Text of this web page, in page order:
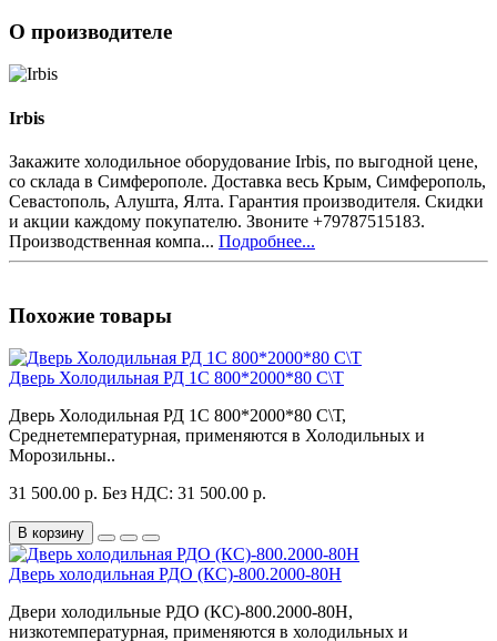
О производителе
Irbis
Закажите холодильное оборудование Irbis, по выгодной цене,
со склада в Симферополе. Доставка весь Крым, Симферополь,
Севастополь, Алушта, Ялта. Гарантия производителя. Скидки
и акции каждому покупателю. Звоните +79787515183.
Производственная компа... Подробнее...
Похожие товары
Дверь Холодильная РД 1С 800*2000*80 С\Т
Дверь Холодильная РД 1С 800*2000*80 С\Т,
Среднетемпературная, применяются в Холодильных и
Морозильны..
31 500.00 р. Без НДС: 31 500.00 р.
В корзину
Дверь холодильная РДО (КС)-800.2000-80Н
Двери холодильные РДО (КС)-800.2000-80Н,
низкотемпературная, применяются в холодильных и